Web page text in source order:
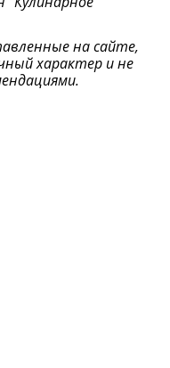
на сайте,
характер и не